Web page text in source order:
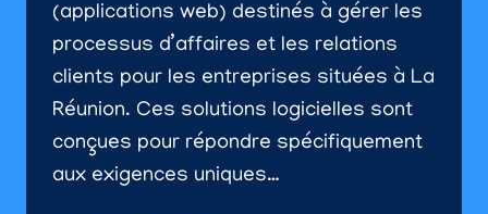
(applications web) destinés à gérer les
processus d’affaires et les relations
clients pour les entreprises situées à La
Réunion. Ces solutions logicielles sont
conçues pour répondre spécifiquement
aux exigences uniques…